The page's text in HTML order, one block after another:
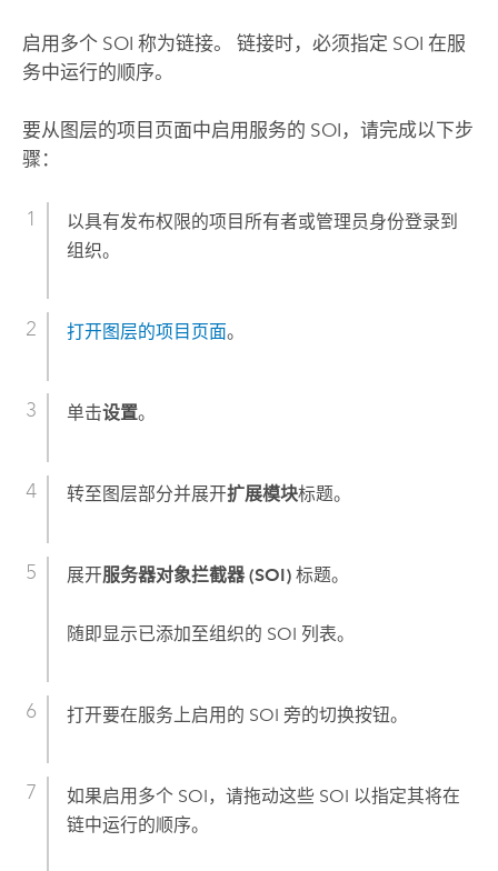
启用多个 SOI 称为链接。 链接时，必须指定 SOI 在服
务中运行的顺序。
要从图层的项目页面中启用服务的 SOI，请完成以下步
骤：
以具有发布权限的项目所有者或管理员身份登录到
组织。
打开图层的项目页面。
单击设置。
转至图层部分并展开扩展模块标题。
展开服务器对象拦截器 (SOI)标题。
随即显示已添加至组织的 SOI 列表。
打开要在服务上启用的 SOI 旁的切换按钮。
如果启用多个 SOI，请拖动这些 SOI 以指定其将在
链中运行的顺序。